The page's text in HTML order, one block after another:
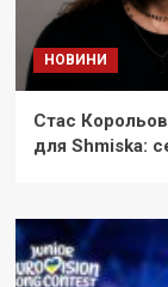
НОВИНИ
Стас
для Shmiska: